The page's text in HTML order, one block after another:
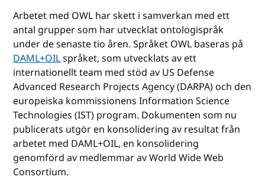
Arbetet med OWL har skett i samverkan med ett
antal grupper som har utvecklat ontologispråk
under de senaste tio åren. Språket OWL baseras på
DAML+OILspråket, som utvecklats av ett
internationellt team med stöd av US Defense
Advanced Research Projects Agency (DARPA) och den
europeiska kommissionens Information Science
Technologies (IST) program. Dokumenten som nu
publicerats utgör en konsolidering av resultat från
arbetet med DAML+OIL, en konsolidering
genomförd av medlemmar av World Wide Web
Consortium.